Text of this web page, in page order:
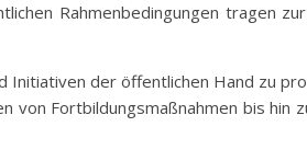
Rahmenbedingungen tragen
Initiativen der öffentlichen Hand zu
Fortbildungsmaßnahmen bis hin